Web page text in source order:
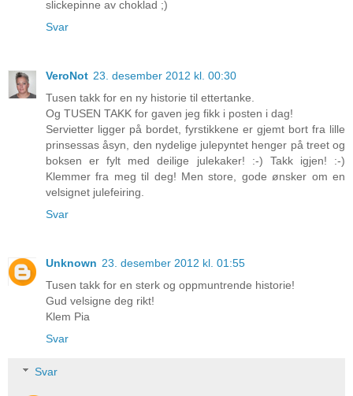
slickepinne av choklad ;)
Svar
VeroNot 23. desember 2012 kl. 00:30
Tusen takk for en ny historie til ettertanke.
Og TUSEN TAKK for gaven jeg fikk i posten i dag!
Servietter ligger på bordet, fyrstikkene er gjemt bort fra lille
prinsessas åsyn, den nydelige julepyntet henger på treet og
boksen er fylt med deilige julekaker! :-) Takk igjen! :-)
Klemmer fra meg til deg! Men store, gode ønsker om en
velsignet julefeiring.
Svar
Unknown 23. desember 2012 kl. 01:55
Tusen takk for en sterk og oppmuntrende historie!
Gud velsigne deg rikt!
Klem Pia
Svar
Svar